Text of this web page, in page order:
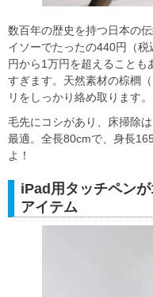
数百年の歴史を持つ日本の
イソーでたったの440円（
円から1万円を超えること
すぎます。天然素材の棕櫚
リをしっかり絡め取ります。
毛先にコシがあり、床掃除
最適。全長80cmで、身長
よ！
iPad用タッチペン
アイテム